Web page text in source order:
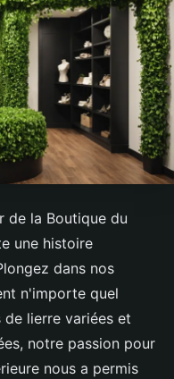
de la Boutique du
une histoire
dans nos
n'importe quel
lierre variées et
notre passion pour
nous a permis